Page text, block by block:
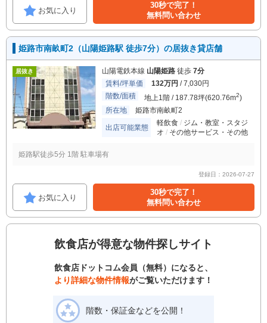
お気に入り
30秒で完了！
無料問い合わせ
姫路市南畝町2（山陽姫路駅 徒歩7分）の居抜き貸店舗
居抜き 山陽電鉄本線 山陽姫路 徒歩 7分
賃料/坪単価
132万円 / 7,030円
階数/面積
地上1階 / 187.78坪(620.76m2)
所在地
姫路市南畝町2
出店可能業態
軽飲食
ジム・教室・スタジ
オ
その他サービス・その他
姫路駅徒歩5分 1階 駐車場有
登録日：2026-07-27
お気に入り
30秒で完了！
無料問い合わせ
飲食店が得意な物件探しサイト
飲食店ドットコム会員（無料）になると、
より詳細な物件情報がご覧いただけます！
階数・保証金などを公開！